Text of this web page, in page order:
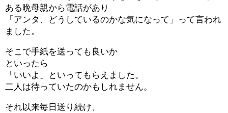
ある晩母親から電話があり
「アンタ、どうしているのかな気になって」って言われ
ました。
そこで手紙を送っても良いか
といったら
「いいよ」といってもらえました。
二人は待っていたのかもしれません。
それ以来毎日送り続け、